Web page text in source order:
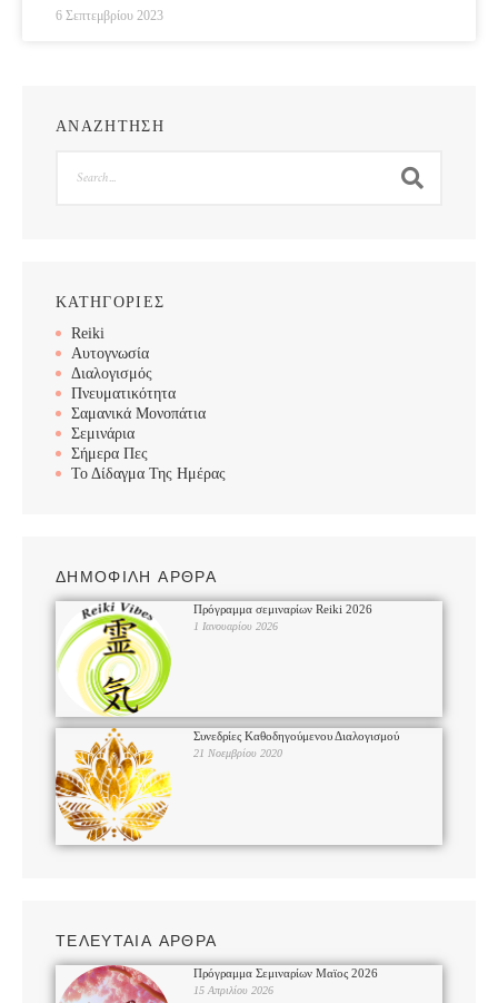
6 Σεπτεμβρίου 2023
ΑΝΑΖΗΤΗΣΗ
ΚΑΤΗΓΟΡΙΕΣ
Reiki
Αυτογνωσία
Διαλογισμός
Πνευματικότητα
Σαμανικά Μονοπάτια
Σεμινάρια
Σήμερα Πες
Το Δίδαγμα Της Ημέρας
ΔΗΜΟΦΙΛΗ ΑΡΘΡΑ
Πρόγραμμα σεμιναρίων Reiki 2026
1 Ιανουαρίου 2026
Συνεδρίες Καθοδηγούμενου Διαλογισμού
21 Νοεμβρίου 2020
ΤΕΛΕΥΤΑΙΑ ΑΡΘΡΑ
Πρόγραμμα Σεμιναρίων Μαϊος 2026
15 Απριλίου 2026